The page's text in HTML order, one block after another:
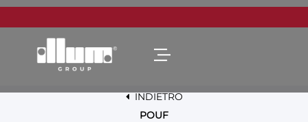
Open menu
INDIETRO
POUF